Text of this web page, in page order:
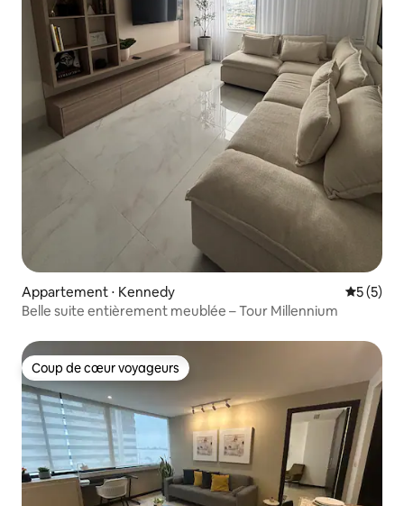
Appartement ⋅ Kennedy
5 (5)
Belle suite entièrement meublée – Tour Millennium
Coup de cœur voyageurs
Coup de cœur voyageurs